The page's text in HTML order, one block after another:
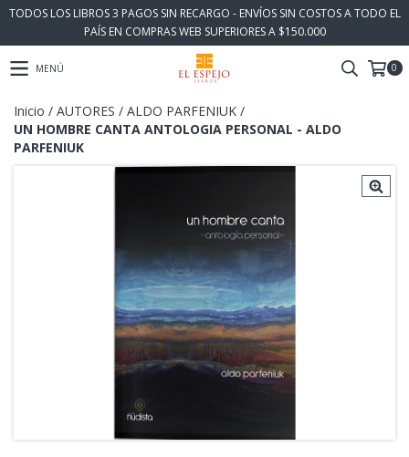
TODOS LOS LIBROS 3 PAGOS SIN RECARGO - ENVÍOS SIN COSTOS A TODO EL
PAÍS EN COMPRAS WEB SUPERIORES A $150.000
MENÚ 0
Inicio / AUTORES / ALDO PARFENIUK /
UN HOMBRE CANTA ANTOLOGIA PERSONAL - ALDO
PARFENIUK